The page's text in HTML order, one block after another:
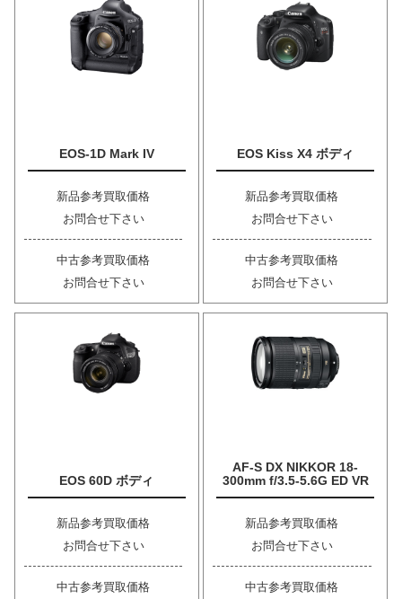
EOS-1D Mark IV
新品参考買取価格
お問合せ下さい
中古参考買取価格
お問合せ下さい
EOS Kiss X4 ボディ
新品参考買取価格
お問合せ下さい
中古参考買取価格
お問合せ下さい
EOS 60D ボディ
新品参考買取価格
お問合せ下さい
中古参考買取価格
AF-S DX NIKKOR 18-
300mm f/3.5-5.6G ED VR
新品参考買取価格
お問合せ下さい
中古参考買取価格